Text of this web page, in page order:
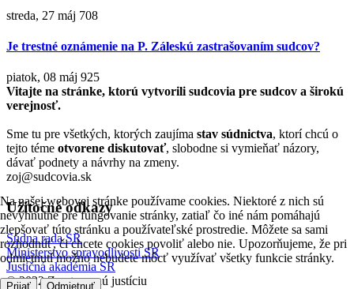
streda, 27 máj 708
Je trestné oznámenie na P. Záleskú zastrašovaním sudcov?
piatok, 08 máj 925
Vitajte na stránke, ktorú vytvorili sudcovia pre sudcov a širokú
verejnosť.
Sme tu pre všetkých, ktorých zaujíma stav súdnictva, ktorí chcú o
tejto téme otvorene diskutovať, slobodne si vymieňať názory,
dávať podnety a návrhy na zmeny.
zoj@sudcovia.sk
Užitočné odkazy
Súdna rada SR
Ministerstvo spravodlivosti SR
Justičná akadémia SR
© 2022 Za otvorenú justíciu
Na našej webovej stránke používame cookies. Niektoré z nich sú
nevyhnutné pre fungovanie stránky, zatiaľ čo iné nám pomáhajú
zlepšovať túto stránku a používateľské prostredie. Môžete sa sami
rozhodnúť, či chcete cookies povoliť alebo nie. Upozorňujeme, že pri
odmietnutí možno nebudete môcť využívať všetky funkcie stránky.
Prijať Odmietnuť